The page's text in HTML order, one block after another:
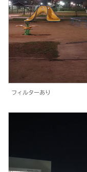
フィルターあり